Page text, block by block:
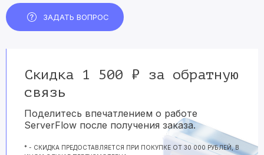
ЗАДАТЬ ВОПРОС
Скидка 1 500 ₽ за обратную
связь
Поделитесь впечатлением о работе
ServerFlow после получения заказа.
* - СКИДКА ПРЕДОСТАВЛЯЕТСЯ ПРИ ПОКУПКЕ ОТ 30 000 РУБЛЕЙ, В